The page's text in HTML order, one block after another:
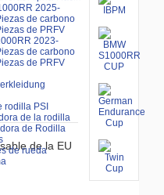
2025-
de carbono
de PRFV
2023-
de carbono
de PRFV
rodilla PSI
de la rodilla
de Rodilla
de ruedade la EU